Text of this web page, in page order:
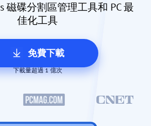
磁碟分割區管理工具和 PC 最
佳化工具
免費下載
下載量超過 1 億次